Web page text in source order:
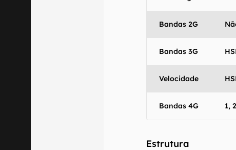
Bandas 2G
Bandas 3G
Velocidade
Bandas 4G 1,
Estrutura